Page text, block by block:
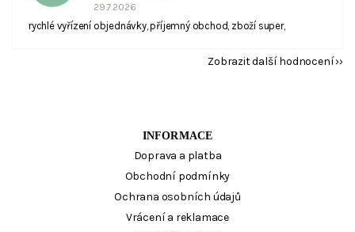
29.7.2026
rychlé vyřízení objednávky, příjemný obchod, zboží super,
Zobrazit další hodnocení
INFORMACE
Doprava a platba
Obchodní podmínky
Ochrana osobních údajů
Vrácení a reklamace